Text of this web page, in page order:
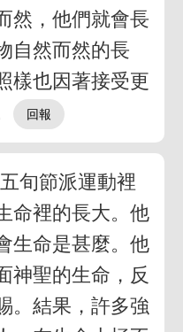
然，他們就會長
自然而然的長
樣也因著接受更
旬節派運動裡
命裡的長大。他
生命是甚麼。他
神聖的生命，反
。結果，許多強